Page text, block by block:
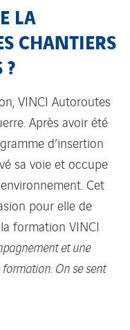
LA
CHANTIERS
?
VINCI Autoroutes
Après avoir été
d’insertion
sa voie et occupe
Cet
pour elle de
formation VINCI
et une
On se sent